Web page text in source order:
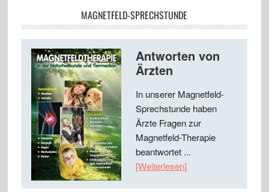
MAGNETFELD-SPRECHSTUNDE
Antworten von
Ärzten
In unserer Magnetfeld-
Sprechstunde haben
Ärzte Fragen zur
Magnetfeld-Therapie
beantwortet ...
[Weiterlesen]